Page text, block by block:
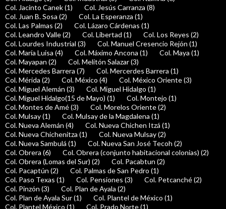
Col. Jacinto Canek (1)
Col. Jesús Carranza (8)
Col. Juan B. Sosa (2)
Col. La Esperanza (1)
Col. Las Palmas (2)
Col. Lázaro Cárdenas (1)
Col. Leandro Valle (2)
Col. Libertad (1)
Col. Los Reyes (2)
Col. Lourdes Industrial (3)
Col. Manuel Cresencio Rejón (1)
Col. María Luisa (4)
Col. Máximo Ancona (1)
Col. Maya (1)
Col. Mayapan (2)
Col. Melitón Salazar (3)
Col. Mercedes Barrera (7)
Col. Mercerdes Barrera (1)
Col. Mérida (2)
Col. México (4)
Col. México Oriente (3)
Col. Miguel Alemán (3)
Col. Miguel Hidalgo (1)
Col. Miguel Hidalgo(15 de Mayo) (1)
Col. Montejo (1)
Col. Montes de Amé (3)
Col. Morelos Oriente (2)
Col. Mulsay (1)
Col. Mulsay de la Magdalena (1)
Col. Nueva Alemán (4)
Col. Nueva Chichen Itzá (1)
Col. Nueva Chichenitza (1)
Col. Nueva Mulsay (2)
Col. Nueva Sambulá (1)
Col. Nueva San José Tecoh (2)
Col. Obrera (6)
Col. Obrera (conjunto habitacional colonias) (2)
Col. Obrera (Lomas del Sur) (2)
Col. Pacabtun (2)
Col. Pacaptún (2)
Col. Palmas de San Pedro (1)
Col. Paso Texas (1)
Col. Pensiones (3)
Col. Petcanché (2)
Col. Pinzón (3)
Col. Plan de Ayala (2)
Col. Plan de Ayala Sur (1)
Col. Plantel de México (1)
Col. Plantel México (1)
Col. Prado Norte (1)